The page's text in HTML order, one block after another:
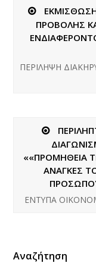
ΠΡΟΒΟΛΗΣ
ΠΕΡΙΛΗΨΗ
««ΠΡΟΜΗΘΕΙΑ
ΑΝΑΓΚΕΣ
ΕΝΤΥΠΑ
Αναζήτηση